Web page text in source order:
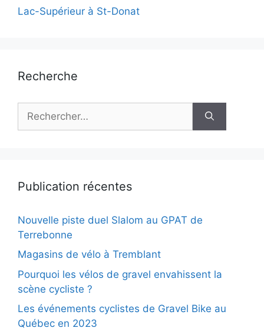
Lac-Supérieur à St-Donat
Recherche
Publication récentes
Nouvelle piste duel Slalom au GPAT de
Terrebonne
Magasins de vélo à Tremblant
Pourquoi les vélos de gravel envahissent la
scène cycliste ?
Les événements cyclistes de Gravel Bike au
Québec en 2023